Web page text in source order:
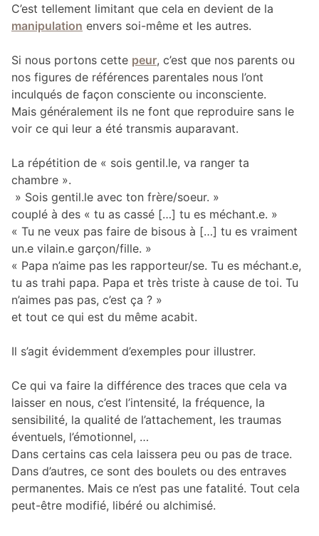
C’est tellement limitant que cela en devient de la
manipulation envers soi-même et les autres.
Si nous portons cette peur, c’est que nos parents ou
nos figures de références parentales nous l’ont
inculqués de façon consciente ou inconsciente.
Mais généralement ils ne font que reproduire sans le
voir ce qui leur a été transmis auparavant.
La répétition de « sois gentil.le, va ranger ta
chambre ».
» Sois gentil.le avec ton frère/soeur. »
couplé à des « tu as cassé […] tu es méchant.e. »
« Tu ne veux pas faire de bisous à […] tu es vraiment
un.e vilain.e garçon/fille. »
« Papa n’aime pas les rapporteur/se. Tu es méchant.e,
tu as trahi papa. Papa et très triste à cause de toi. Tu
n’aimes pas pas, c’est ça ? »
et tout ce qui est du même acabit.
Il s’agit évidemment d’exemples pour illustrer.
Ce qui va faire la différence des traces que cela va
laisser en nous, c’est l’intensité, la fréquence, la
sensibilité, la qualité de l’attachement, les traumas
éventuels, l’émotionnel, …
Dans certains cas cela laissera peu ou pas de trace.
Dans d’autres, ce sont des boulets ou des entraves
permanentes. Mais ce n’est pas une fatalité. Tout cela
peut-être modifié, libéré ou alchimisé.